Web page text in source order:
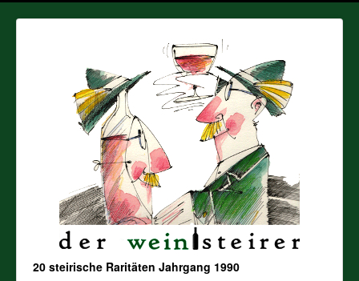
20 steirische Raritäten Jahrgang 1990